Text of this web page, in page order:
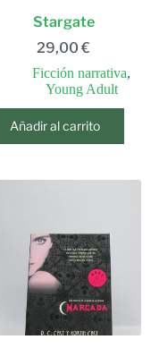
Stargate
29,00 €
Ficción narrativa,
Young Adult
Añadir al carrito